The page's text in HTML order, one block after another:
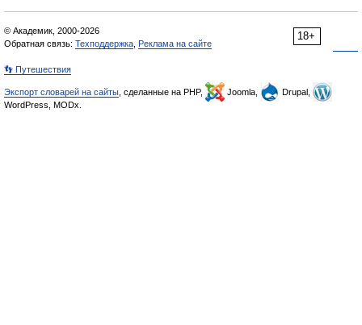
18+
© Академик, 2000-2026
Обратная связь: Техподдержка Реклама на сайте
👣 Путешествия
Экспорт словарей на сайты , сделанные на PHP, Joomla,
Drupal,
WordPress, MODx.